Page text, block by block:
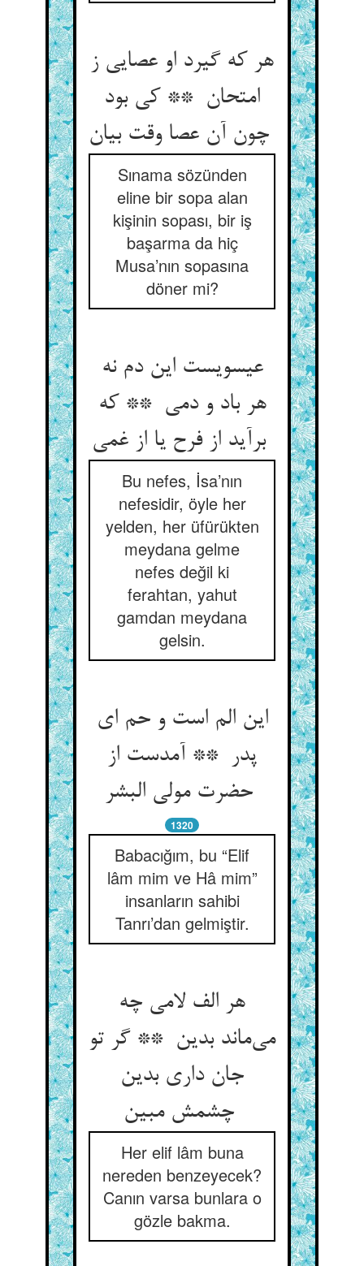
هر که گیرد او عصایی ز
امتحان ** کی بود
Sınama sözünden
eline bir sopa alan
kişinin sopası, bir iş
başarma da hiç
Musa’nın sopasına
döner mi?
عیسویست این دم نه
هر باد و دمی ** که
برآید از فرح یا از غمی
Bu nefes, İsa’nın
nefesidir, öyle her
yelden, her üfürükten
meydana gelme
nefes değil ki
ferahtan, yahut
gamdan meydana
gelsin.
این الم است و حم ای
پدر ** آمدست از
1320
Babacığım, bu “Elif
lâm mim ve Hâ mim”
insanların sahibi
Tanrı’dan gelmiştir.
هر الف لامی چه
می‌ماند بدین ** گر تو
جان داری بدین
Her elif lâm buna
nereden benzeyecek?
Canın varsa bunlara o
gözle bakma.